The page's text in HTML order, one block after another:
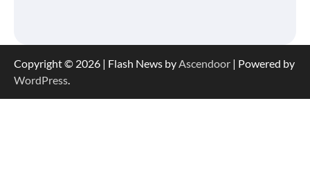
Copyright © 2026 | Flash News byAscendoor | Powered by
WordPress.